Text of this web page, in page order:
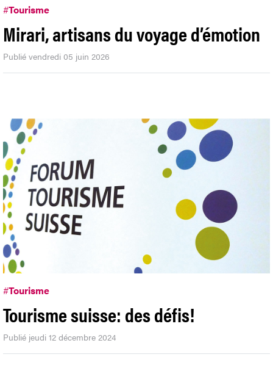
#Tourisme
Mirari, artisans du voyage d’émotion
Publié vendredi 05 juin 2026
#Tourisme
Tourisme suisse: des défis!
Publié jeudi 12 décembre 2024